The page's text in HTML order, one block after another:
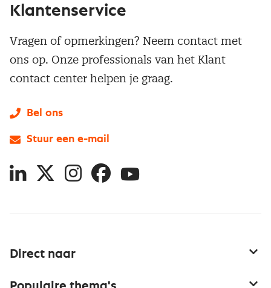
Direct naar
Klantenservice
Vragen of opmerkingen? Neem contact met
ons op. Onze professionals van het Klant
contact center helpen je graag.
Bel ons
Stuur een e-mail
LinkedIn
X InstagramFacebookYouTube